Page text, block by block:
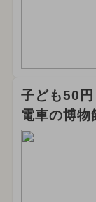
子ども50
電車の博物